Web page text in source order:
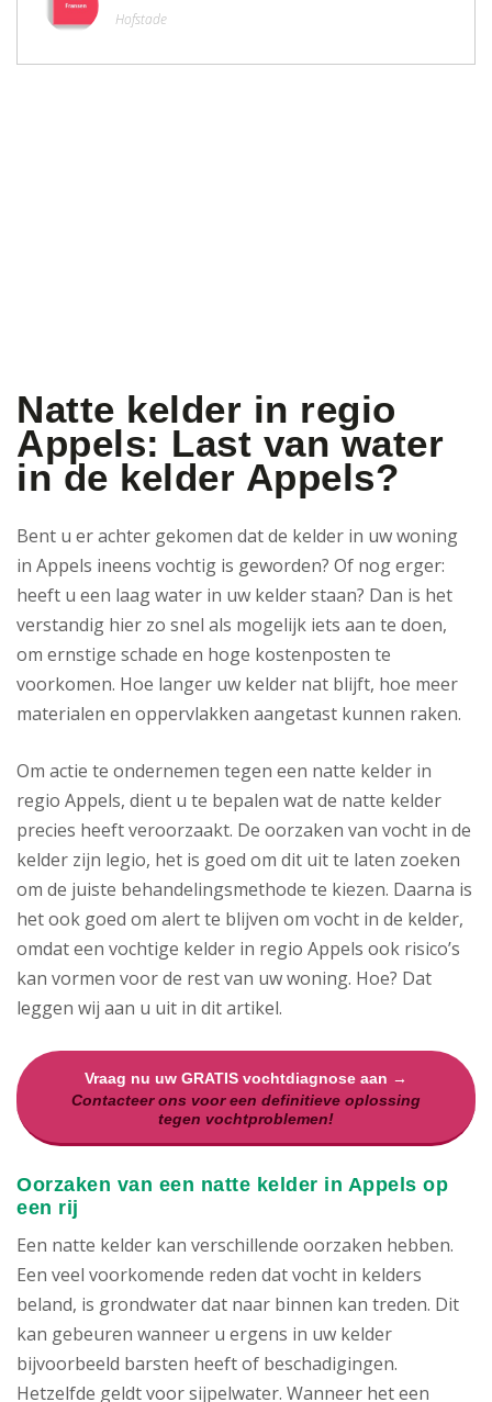
Hofstade
Natte kelder in regio
Appels: Last van water
in de kelder Appels?
Bent u er achter gekomen dat de kelder in uw woning
in Appels ineens vochtig is geworden? Of nog erger:
heeft u een laag water in uw kelder staan? Dan is het
verstandig hier zo snel als mogelijk iets aan te doen,
om ernstige schade en hoge kostenposten te
voorkomen. Hoe langer uw kelder nat blijft, hoe meer
materialen en oppervlakken aangetast kunnen raken.
Om actie te ondernemen tegen een natte kelder in
regio Appels, dient u te bepalen wat de natte kelder
precies heeft veroorzaakt. De oorzaken van vocht in de
kelder zijn legio, het is goed om dit uit te laten zoeken
om de juiste behandelingsmethode te kiezen. Daarna is
het ook goed om alert te blijven om vocht in de kelder,
omdat een vochtige kelder in regio Appels ook risico’s
kan vormen voor de rest van uw woning. Hoe? Dat
leggen wij aan u uit in dit artikel.
Vraag nu uw GRATIS vochtdiagnose aan →
Contacteer ons voor een definitieve oplossing
tegen vochtproblemen!
Oorzaken van een natte kelder in Appels op
een rij
Een natte kelder kan verschillende oorzaken hebben.
Een veel voorkomende reden dat vocht in kelders
beland, is grondwater dat naar binnen kan treden. Dit
kan gebeuren wanneer u ergens in uw kelder
bijvoorbeeld barsten heeft of beschadigingen.
Hetzelfde geldt voor sijpelwater. Wanneer het een